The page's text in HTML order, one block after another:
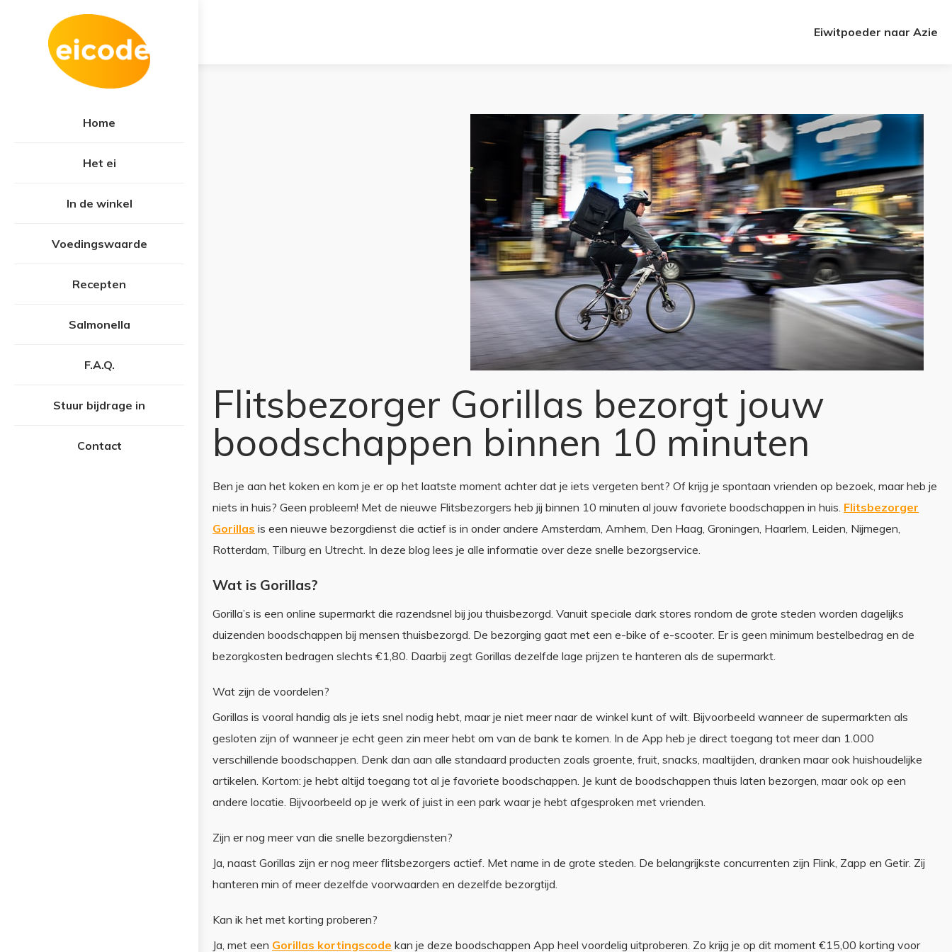
Eiwitpoeder naar Azie
Home
Het ei
In de winkel
Voedingswaarde
Recepten
Salmonella
F.A.Q.
Stuur bijdrage in
Contact
Flitsbezorger Gorillas bezorgt jouw
boodschappen binnen 10 minuten
Ben je aan het koken en kom je er op het laatste moment achter dat je iets vergeten bent? Of krijg je spontaan vrienden op bezoek, maar heb je
niets in huis? Geen probleem! Met de nieuwe Flitsbezorgers heb jij binnen 10 minuten al jouw favoriete boodschappen in huis. Flitsbezorger
Gorillas is een nieuwe bezorgdienst die actief is in onder andere Amsterdam, Arnhem, Den Haag, Groningen, Haarlem, Leiden, Nijmegen,
Rotterdam, Tilburg en Utrecht. In deze blog lees je alle informatie over deze snelle bezorgservice.
Wat is Gorillas?
Gorilla’s is een online supermarkt die razendsnel bij jou thuisbezorgd. Vanuit speciale dark stores rondom de grote steden worden dagelijks
duizenden boodschappen bij mensen thuisbezorgd. De bezorging gaat met een e-bike of e-scooter. Er is geen minimum bestelbedrag en de
bezorgkosten bedragen slechts €1,80. Daarbij zegt Gorillas dezelfde lage prijzen te hanteren als de supermarkt.
Wat zijn de voordelen?
Gorillas is vooral handig als je iets snel nodig hebt, maar je niet meer naar de winkel kunt of wilt. Bijvoorbeeld wanneer de supermarkten als
gesloten zijn of wanneer je echt geen zin meer hebt om van de bank te komen. In de App heb je direct toegang tot meer dan 1.000
verschillende boodschappen. Denk dan aan alle standaard producten zoals groente, fruit, snacks, maaltijden, dranken maar ook huishoudelijke
artikelen. Kortom: je hebt altijd toegang tot al je favoriete boodschappen. Je kunt de boodschappen thuis laten bezorgen, maar ook op een
andere locatie. Bijvoorbeeld op je werk of juist in een park waar je hebt afgesproken met vrienden.
Zijn er nog meer van die snelle bezorgdiensten?
Ja, naast Gorillas zijn er nog meer flitsbezorgers actief. Met name in de grote steden. De belangrijkste concurrenten zijn Flink, Zapp en Getir. Zij
hanteren min of meer dezelfde voorwaarden en dezelfde bezorgtijd.
Kan ik het met korting proberen?
Ja, met een Gorillas kortingscode kan je deze boodschappen App heel voordelig uitproberen. Zo krijg je op dit moment €15,00 korting voor